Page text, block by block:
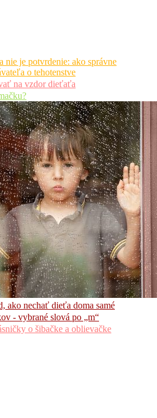
nie je potvrdenie: ako správne
o tehotenstve
na vzdor dieťaťa
ako nechať dieťa doma samé
- vybrané slová po „m“
o šibačke a oblievačke